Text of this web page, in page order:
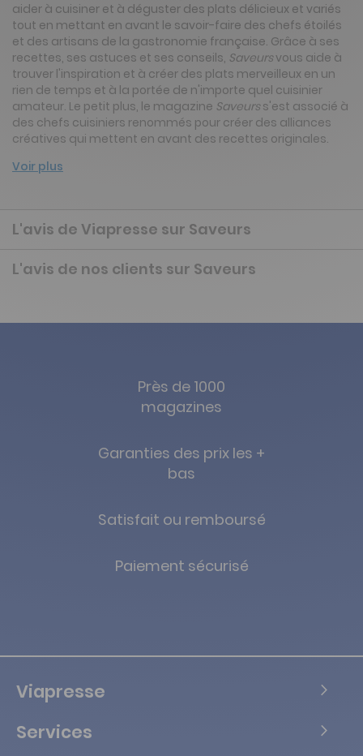
aider à cuisiner et à déguster des plats délicieux et variés
tout en mettant en avant le savoir-faire des chefs étoilés
et des artisans de la gastronomie française. Grâce à ses
recettes, ses astuces et ses conseils, Saveursvous aide à
trouver l'inspiration et à créer des plats merveilleux en un
rien de temps et à la portée de n'importe quel cuisinier
amateur. Le petit plus, le magazine Saveurss'est associé à
des chefs cuisiniers renommés pour créer des alliances
créatives qui mettent en avant des recettes originales.
Voir plus
L'avis de Viapresse sur Saveurs
L'avis de nos clients sur Saveurs
Près de 1000
magazines
Garanties des prix les +
bas
Satisfait ou remboursé
Paiement sécurisé
Viapresse
Services